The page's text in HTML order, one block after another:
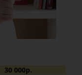
30 000р.